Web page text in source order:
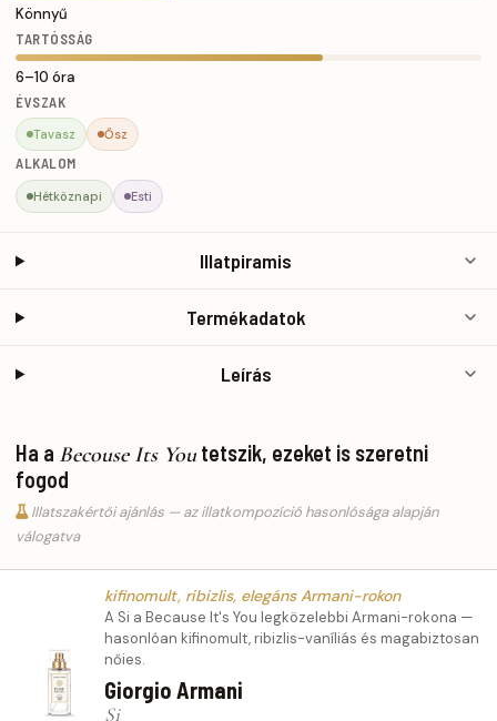
Könnyű
TARTÓSSÁG
6–10 óra
ÉVSZAK
Tavasz Ősz
ALKALOM
Hétköznapi Esti
Illatpiramis
Termékadatok
Leírás
Ha a Becouse Its Youtetszik, ezeket is szeretni
fogod
Illatszakértői ajánlás — az illatkompozíció hasonlósága alapján
válogatva
kifinomult, ribizlis, elegáns Armani-rokon
A Si a Because It's You legközelebbi Armani-rokona —
hasonlóan kifinomult, ribizlis-vaníliás és magabiztosan
nőies.
Giorgio Armani
Si